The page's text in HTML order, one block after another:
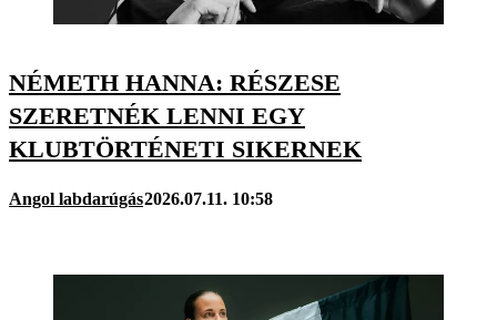
NÉMETH HANNA: RÉSZESE
SZERETNÉK LENNI EGY
KLUBTÖRTÉNETI SIKERNEK
Angol labdarúgás2026.07.11. 10:58